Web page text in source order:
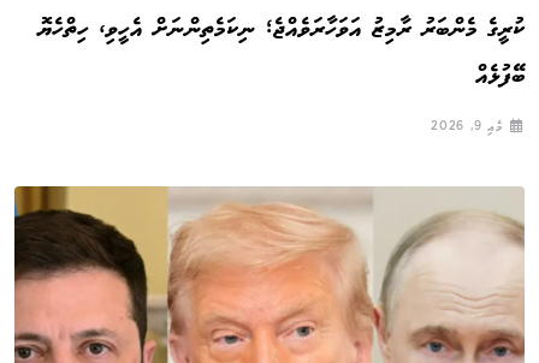
ކުރީގެ މެންބަރު ރާމިޒު އަވަހާރަވެއްޖެ؛ ނިކަމެތިންނަށް އެހީވި، ހިތްހެޔޮ
ބޭފުޅެއް
މެއި 9, 2026